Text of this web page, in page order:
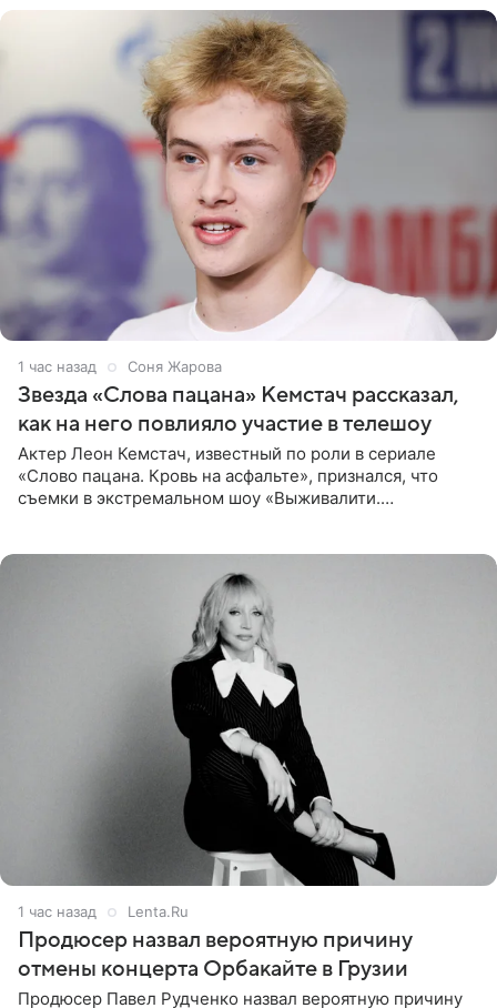
1 час назад Соня Жарова
Звезда «Слова пацана» Кемстач рассказал,
как на него повлияло участие в телешоу
Актер Леон Кемстач, известный по роли в сериале
«Слово пацана. Кровь на асфальте», признался, что
съемки в экстремальном шоу «Выживалити.
1 час назад Lenta.Ru
Продюсер назвал вероятную причину
отмены концерта Орбакайте в Грузии
Продюсер Павел Рудченко назвал вероятную причину